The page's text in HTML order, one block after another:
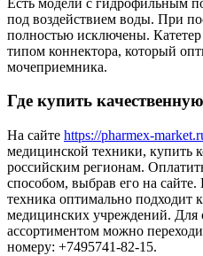
под воздействием воды. При
полностью исключены.
типом коннектора, который
мочеприемника.
Где купить
На сайте https://pharmex-
медицинской техники, купить
российским регионам.
способом, выбрав его на
техника оптимально подходит
медицинских учреждений. Для
ассортиментом можно
номеру: +7495741-82-15.